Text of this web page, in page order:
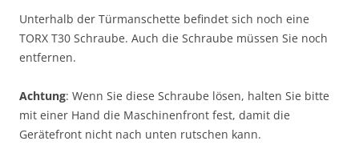
Unterhalb der Türmanschette befindet sich noch eine
TORX T30 Schraube. Auch die Schraube müssen Sie noch
entfernen.
Achtung: Wenn Sie diese Schraube lösen, halten Sie bitte
mit einer Hand die Maschinenfront fest, damit die
Gerätefront nicht nach unten rutschen kann.